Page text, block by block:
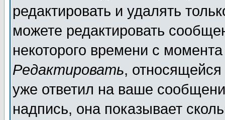
редактировать и удалять
можете редактировать
некоторого времени с
Редактировать,
уже ответил на ваше
надпись, она показывает